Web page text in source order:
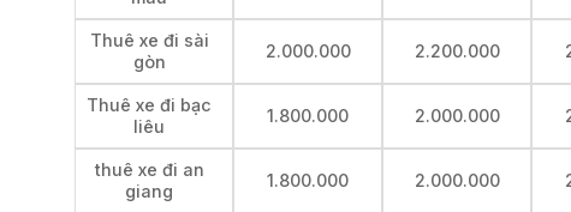
Thuê xe đi sài
gòn
2.000.000 2.200.000
Thuê xe đi bạc
liêu
1.800.000 2.000.000
thuê xe đi an
giang
1.800.000 2.000.000